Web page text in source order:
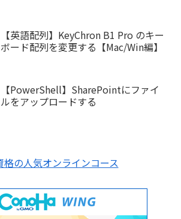
【英語配列】KeyChron B1 Pro のキー
ボード配列を変更する【Mac/Win編】
【PowerShell】SharePointにファイ
ルをアップロードする